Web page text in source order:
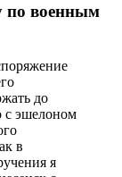
по военным
до
с эшелоном
в
я